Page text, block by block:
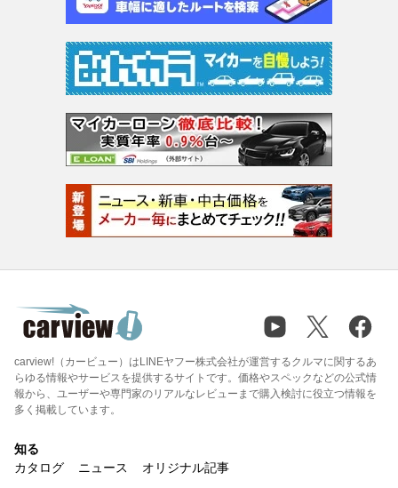
carview!（カービュー）はLINEヤフー株式会社が運営するクルマに関するあ
らゆる情報やサービスを提供するサイトです。価格やスペックなどの公式情
報から、ユーザーや専門家のリアルなレビューまで購入検討に役立つ情報を
多く掲載しています。
知る
カタログ
ニュース オリジナル記事